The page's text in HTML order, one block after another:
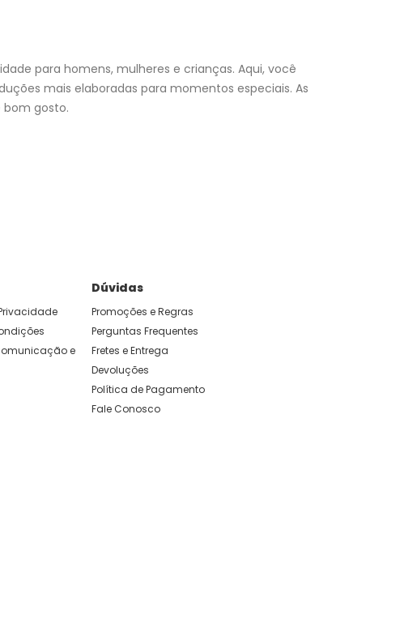
para homens, mulheres e crianças. Aqui, você
mais elaboradas para momentos especiais. As
gosto.
que foram feitas para durar. Confira os nossos
e
Dúvidas
Promoções e Regras
Perguntas Frequentes
Fretes e Entrega
Devoluções
Política de Pagamento
Fale Conosco